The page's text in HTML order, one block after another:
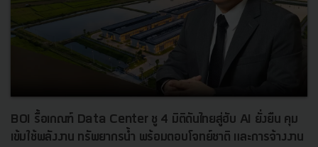
BOI รื้อเกณฑ์ Data Center ชู 4 มิติดันไทยสู่ฮับ AI ยั่งยืน คุม
เข้มใช้พลังงาน ทรัพยากรน้ำ พร้อมตอบโจทย์ชาติ และการจ้างงาน